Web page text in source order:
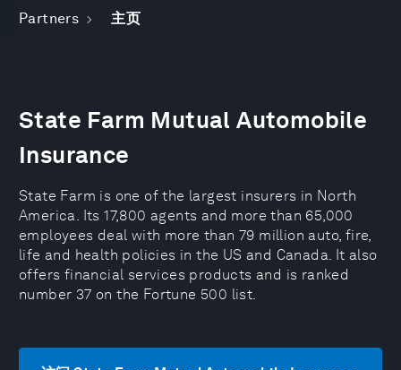
Partners 主页
State Farm Mutual Automobile
Insurance
State Farm is one of the largest insurers in North
America. Its 17,800 agents and more than 65,000
employees deal with more than 79 million auto, fire,
life and health policies in the US and Canada. It also
offers financial services products and is ranked
number 37 on the Fortune 500 list.